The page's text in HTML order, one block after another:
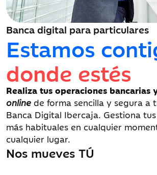
Banca digital para particulares
Estamos
donde estés
Realiza tus operaciones bancarias
online de forma sencilla y segura a
Banca Digital Ibercaja. Gestiona
más habituales en cualquier
cualquier lugar.
Nos mueves TÚ